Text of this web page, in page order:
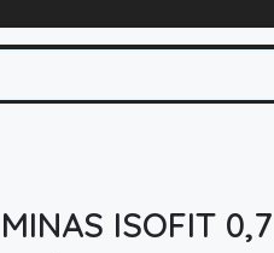
MINAS ISOFIT